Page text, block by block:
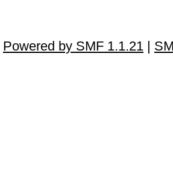
Powered by SMF 1.1.21 |